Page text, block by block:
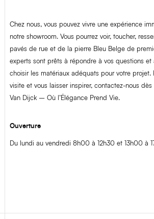
Chez nous, vous pouvez vivre une expérience
notre showroom. Vous pourrez voir, toucher,
pavés de rue et de la pierre Bleu Belge de
experts sont prêts à répondre à vos questions et
choisir les matériaux adéquats pour votre projet.
visite et vous laisser inspirer, contactez-nous dès
Van Dijck – Où l’Élégance Prend Vie.
Ouverture
Du lundi au vendredi 8h00 à 12h30 et 13h00 à